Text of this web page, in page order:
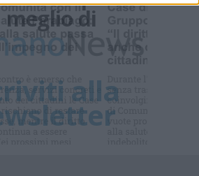
sei
le
tutti